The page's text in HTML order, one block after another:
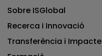
Sobre ISGlobal
Recerca i Innovació
Transferència i Impacte